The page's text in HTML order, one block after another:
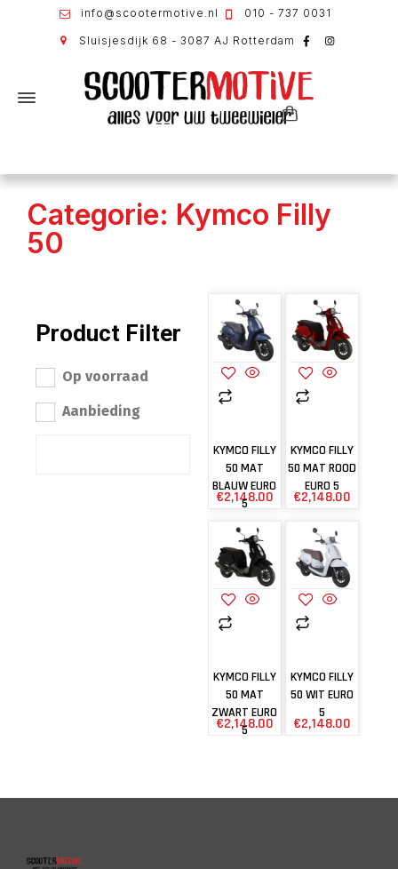
info@scootermotive.nl 010 - 737 0031
Sluisjesdijk 68 - 3087 AJ Rotterdam
Categorie: Kymco Filly
50
Product Filter
Op voorraad
Aanbieding
KYMCO FILLY
50 MAT
BLAUW EURO
5
€2,148.00
KYMCO FILLY
50 MAT ROOD
EURO 5
€2,148.00
KYMCO FILLY
50 MAT
ZWART EURO
5
€2,148.00
KYMCO FILLY
50 WIT EURO
5
€2,148.00